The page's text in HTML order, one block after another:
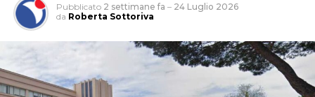
Pubblicato 2 settimane fa – 24 Luglio 2026
da Roberta Sottoriva